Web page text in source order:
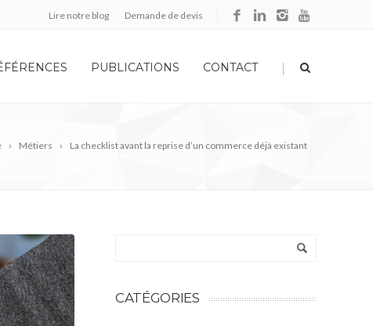
Lire notre blog Demande de devis
PUBLICATIONS CONTACT |
Métiers La checklist avant la reprise d’un commerce déjà existant
CATÉGORIES